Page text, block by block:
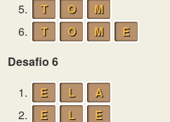
5.
T O
M
6.
T O M
E
Desafio 6
1.
E L
A
2.
E L
E